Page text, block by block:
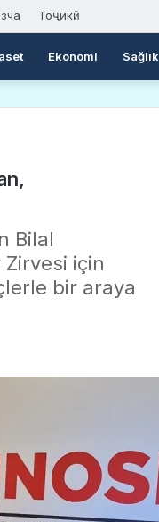
Тоҷикӣ
Ekonomi Sağlık
Bilal
için
bir araya